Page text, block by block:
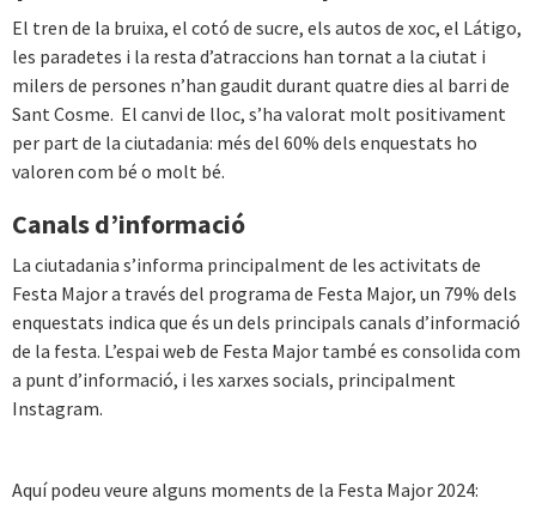
El tren de la bruixa, el cotó de sucre, els autos de xoc, el Látigo,
les paradetes i la resta d’atraccions han tornat a la ciutat i
milers de persones n’han gaudit durant quatre dies al barri de
Sant Cosme. El canvi de lloc, s’ha valorat molt positivament
per part de la ciutadania: més del 60% dels enquestats ho
valoren com bé o molt bé.
Canals d’informació
La ciutadania s’informa principalment de les activitats de
Festa Major a través del programa de Festa Major, un 79% dels
enquestats indica que és un dels principals canals d’informació
de la festa. L’espai web de Festa Major també es consolida com
a punt d’informació, i les xarxes socials, principalment
Instagram.
Aquí podeu veure alguns moments de la Festa Major 2024: